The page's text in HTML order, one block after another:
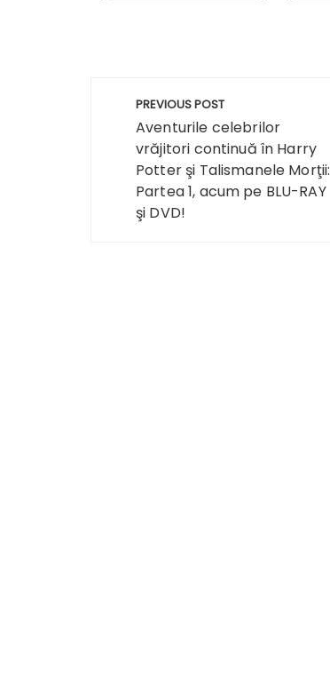
Navigare
articole
PREVIOUS POST
Aventurile celebrilor
vrăjitori continuă în Harry
Potter şi Talismanele Morţii:
Partea 1, acum pe BLU-RAY
şi DVD!